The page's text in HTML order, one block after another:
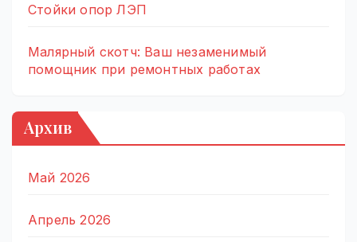
Стойки опор ЛЭП
Малярный скотч: Ваш незаменимый
помощник при ремонтных работах
Архив
Май 2026
Апрель 2026